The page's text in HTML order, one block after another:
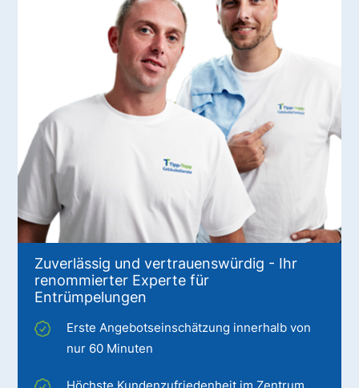
Zuverlässig und vertrauenswürdig - Ihr
renommierter Experte für
Entrümpelungen
Erste Angebotseinschätzung innerhalb von
nur 60 Minuten